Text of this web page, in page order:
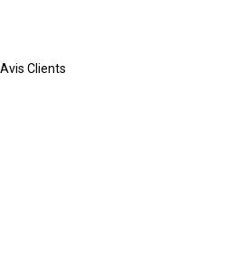
Avis Clients